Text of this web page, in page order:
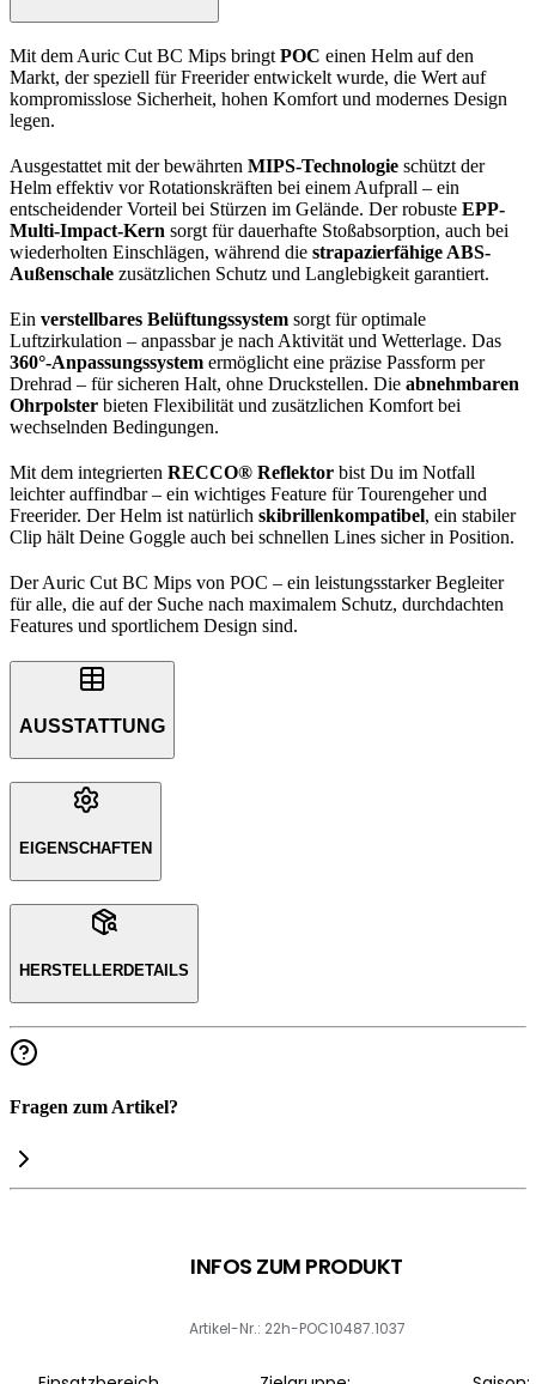
Mit dem Auric Cut BC Mips bringt POC einen Helm auf den
Markt, der speziell für Freerider entwickelt wurde, die Wert auf
kompromisslose Sicherheit, hohen Komfort und modernes Design
legen.
Ausgestattet mit der bewährten MIPS-Technologie schützt der
Helm effektiv vor Rotationskräften bei einem Aufprall – ein
entscheidender Vorteil bei Stürzen im Gelände. Der robuste EPP-
Multi-Impact-Kern sorgt für dauerhafte Stoßabsorption, auch bei
wiederholten Einschlägen, während die strapazierfähige ABS-
Außenschale zusätzlichen Schutz und Langlebigkeit garantiert.
Ein verstellbares Belüftungssystem sorgt für optimale
Luftzirkulation – anpassbar je nach Aktivität und Wetterlage. Das
360°-Anpassungssystem ermöglicht eine präzise Passform per
Drehrad – für sicheren Halt, ohne Druckstellen. Die abnehmbaren
Ohrpolster bieten Flexibilität und zusätzlichen Komfort bei
wechselnden Bedingungen.
Mit dem integrierten RECCO® Reflektor bist Du im Notfall
leichter auffindbar – ein wichtiges Feature für Tourengeher und
Freerider. Der Helm ist natürlich skibrillenkompatibel, ein stabiler
Clip hält Deine Goggle auch bei schnellen Lines sicher in Position.
Der Auric Cut BC Mips von POC – ein leistungsstarker Begleiter
für alle, die auf der Suche nach maximalem Schutz, durchdachten
Features und sportlichem Design sind.
AUSSTATTUNG
EIGENSCHAFTEN
HERSTELLERDETAILS
Fragen zum Artikel?
INFOS ZUM PRODUKT
Artikel-Nr.: 22h-POC10487.1037